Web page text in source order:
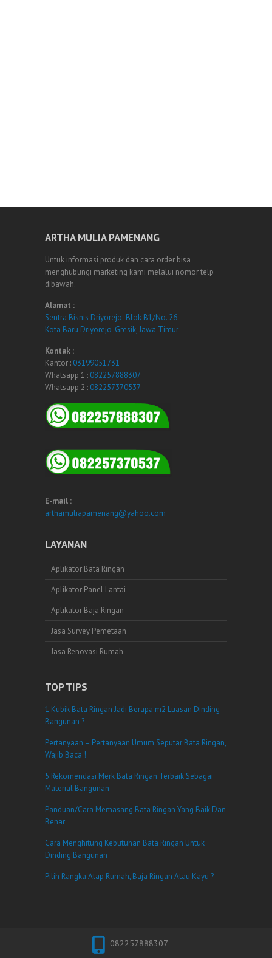
ARTHA MULIA PAMENANG
Untuk informasi produk dan cara order bisa
menghubungi marketing kami melalui nomor telp
dibawah.
Alamat :
Sentra Bisnis Driyorejo Blok B1/No. 26
Kota Baru Driyorejo-Gresik, Jawa Timur
Kontak :
Kantor : 03199051731
Whatsapp 1 : 082257888307
Whatsapp 2 : 082257370537
E-mail :
arthamuliapamenang@yahoo.com
LAYANAN
Aplikator Bata Ringan
Aplikator Panel Lantai
Aplikator Baja Ringan
Jasa Survey Pemetaan
Jasa Renovasi Rumah
TOP TIPS
1 Kubik Bata Ringan Jadi Berapa m2 Luasan Dinding
Bangunan ?
Pertanyaan – Pertanyaan Umum Seputar Bata Ringan,
Wajib Baca !
5 Rekomendasi Merk Bata Ringan Terbaik Sebagai
Material Bangunan
Panduan/Cara Memasang Bata Ringan Yang Baik Dan
Benar
Cara Menghitung Kebutuhan Bata Ringan Untuk
Dinding Bangunan
Pilih Rangka Atap Rumah, Baja Ringan Atau Kayu ?
082257888307